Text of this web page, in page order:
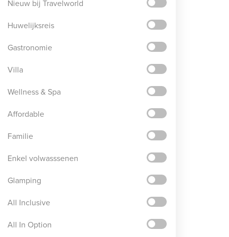
Nieuw bij Travelworld
Huwelijksreis
Gastronomie
Villa
Wellness & Spa
Affordable
Familie
Enkel volwasssenen
Glamping
All Inclusive
All In Option